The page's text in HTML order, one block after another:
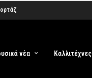
νέα Καλλιτέχνες